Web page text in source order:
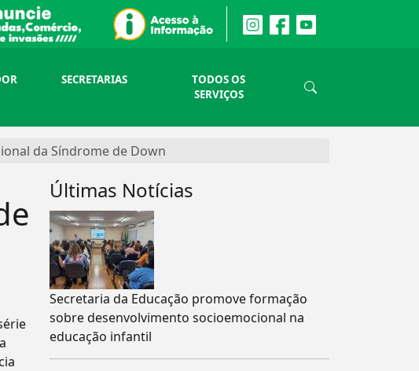
SECRETARIAS
TODOS OS
SERVIÇOS
da Síndrome de Down
Últimas Notícias
Secretaria da Educação promove formação
sobre desenvolvimento socioemocional na
educação infantil